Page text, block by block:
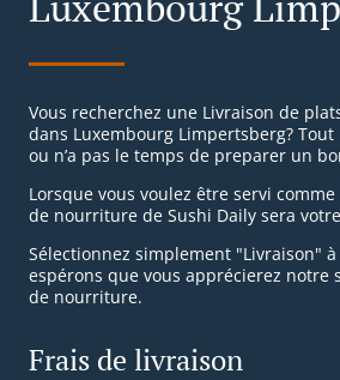
Vous recherchez une Livraison de
dans Luxembourg Limpertsberg?
ou n’a pas le temps de preparer un
Lorsque vous voulez être servi
de nourriture de Sushi Daily sera
Sélectionnez simplement "Livraison"
espérons que vous apprécierez notre
de nourriture.
Frais de livraison